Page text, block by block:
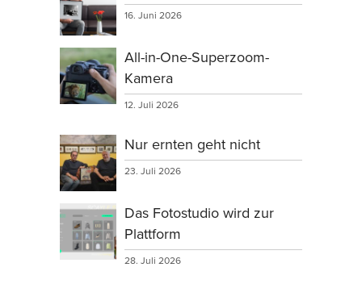
16. Juni 2026
All-in-One-Superzoom-
Kamera
12. Juli 2026
Nur ernten geht nicht
23. Juli 2026
Das Fotostudio wird zur
Plattform
28. Juli 2026